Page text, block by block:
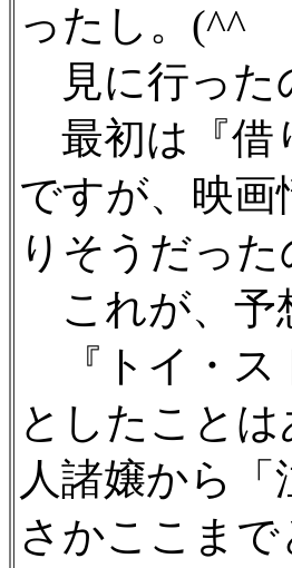
ったし。(^^ゞ
見に行った
最初は『借
ですが、映
りそうだった
これが、予
『トイ・ス
としたこと
人諸嬢から
さかここま